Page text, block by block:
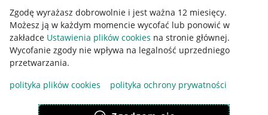
Zgodę wyrażasz dobrowolnie i jest ważna 12 miesięcy.
Możesz ją w każdym momencie wycofać lub ponowić w
zakładce Ustawienia plików cookies na stronie głównej.
Wycofanie zgody nie wpływa na legalność uprzedniego
przetwarzania.
polityka plików cookies
polityka ochrony prywatności
Pobierz aplikację